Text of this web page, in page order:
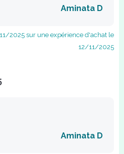
Aminata D
2025 sur une expérience d'achat le
12/11/2025
Aminata D